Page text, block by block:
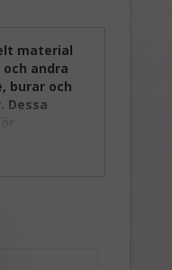
material
andra
burar och
Dessa
nivåer för att
andra